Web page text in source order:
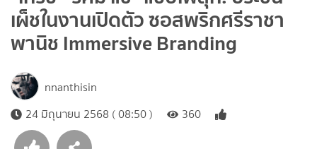
เผ็ชในงานเปิดตัว ซอสพริกศรีราชา
พานิช Immersive Branding
nnanthisin
24 มิถุนายน 2568 ( 08:50 )
360